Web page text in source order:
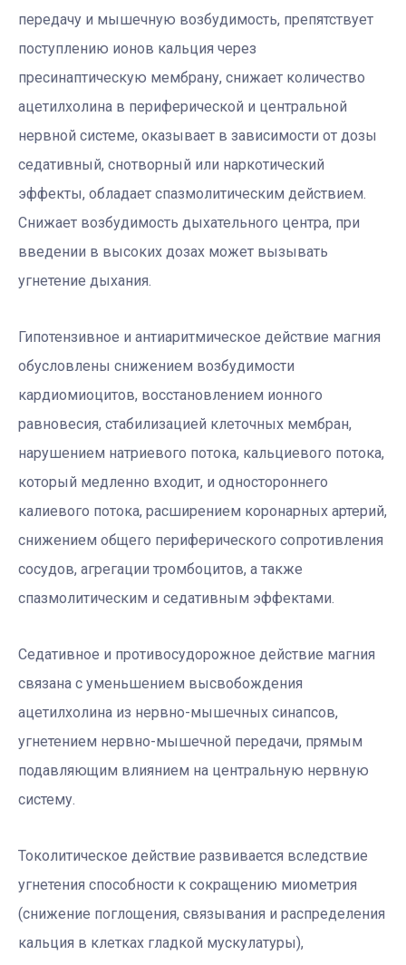
передачу и мышечную возбудимость, препятствует
поступлению ионов кальция через
пресинаптическую мембрану, снижает количество
ацетилхолина в периферической и центральной
нервной системе, оказывает в зависимости от дозы
седативный, снотворный или наркотический
эффекты, обладает спазмолитическим действием.
Снижает возбудимость дыхательного центра, при
введении в высоких дозах может вызывать
угнетение дыхания.
Гипотензивное и антиаритмическое действие магния
обусловлены снижением возбудимости
кардиомиоцитов, восстановлением ионного
равновесия, стабилизацией клеточных мембран,
нарушением натриевого потока, кальциевого потока,
который медленно входит, и одностороннего
калиевого потока, расширением коронарных артерий,
снижением общего периферического сопротивления
сосудов, агрегации тромбоцитов, а также
спазмолитическим и седативным эффектами.
Седативное и противосудорожное действие магния
связана с уменьшением высвобождения
ацетилхолина из нервно-мышечных синапсов,
угнетением нервно-мышечной передачи, прямым
подавляющим влиянием на центральную нервную
систему.
Токолитическое действие развивается вследствие
угнетения способности к сокращению миометрия
(снижение поглощения, связывания и распределения
кальция в клетках гладкой мускулатуры),